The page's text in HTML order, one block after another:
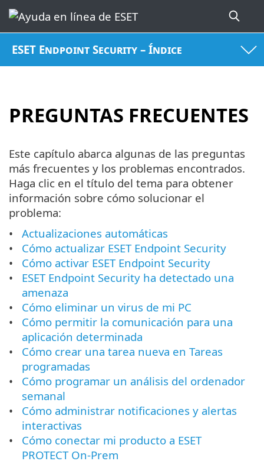
ESET Endpoint Security – Índice
PREGUNTAS FRECUENTES
Este capítulo abarca algunas de las preguntas
más frecuentes y los problemas encontrados.
Haga clic en el título del tema para obtener
información sobre cómo solucionar el
problema:
Actualizaciones automáticas
Cómo actualizar ESET Endpoint Security
Cómo activar ESET Endpoint Security
ESET Endpoint Security ha detectado una
amenaza
Cómo eliminar un virus de mi PC
Cómo permitir la comunicación para una
aplicación determinada
Cómo crear una tarea nueva en Tareas
programadas
Cómo programar un análisis del ordenador
semanal
Cómo administrar notificaciones y alertas
interactivas
Cómo conectar mi producto a ESET
PROTECT On-Prem